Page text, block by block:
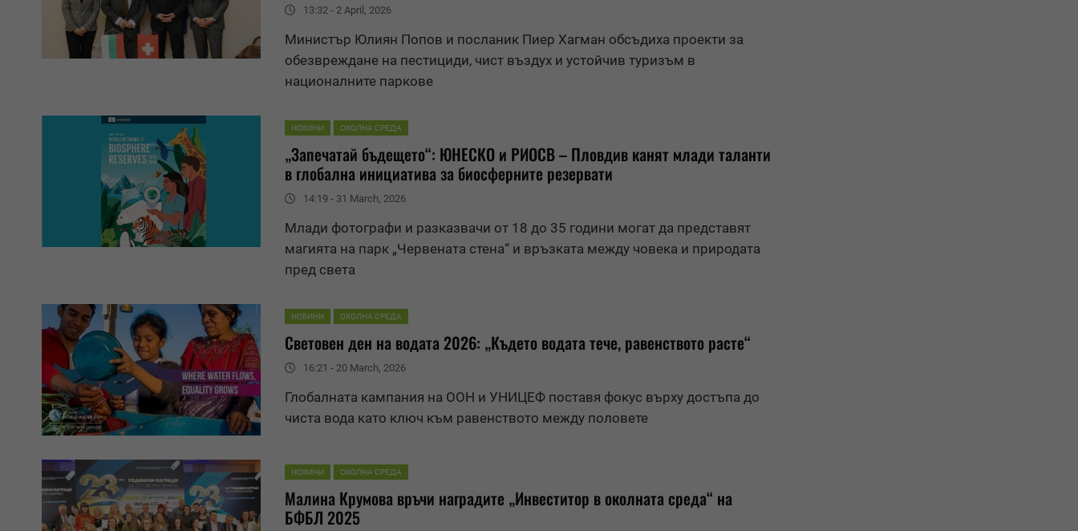
13:32 - 2 April, 2026
Министър Юлиян Попов и посланик Пиер Хагман обсъдиха проекти за
обезвреждане на пестициди, чист въздух и устойчив туризъм в
националните паркове
НОВИНИ ОКОЛНА СРЕДА
„Запечатай бъдещето“: ЮНЕСКО и РИОСВ – Пловдив канят млади таланти
в глобална инициатива за биосферните резервати
14:19 - 31 March, 2026
Млади фотографи и разказвачи от 18 до 35 години могат да представят
магията на парк „Червената стена“ и връзката между човека и природата
пред света
НОВИНИ ОКОЛНА СРЕДА
Световен ден на водата 2026: „Където водата тече, равенството расте“
16:21 - 20 March, 2026
Глобалната кампания на ООН и УНИЦЕФ поставя фокус върху достъпа до
чиста вода като ключ към равенството между половете
НОВИНИ ОКОЛНА СРЕДА
Малина Крумова връчи наградите „Инвеститор в околната среда“ на
БФБЛ 2025